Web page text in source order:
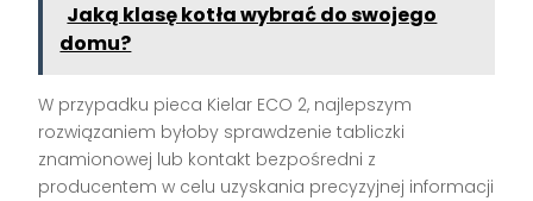
Jaką klasę kotła wybrać do swojego
domu?
W przypadku pieca Kielar ECO 2, najlepszym
rozwiązaniem byłoby sprawdzenie tabliczki
znamionowej lub kontakt bezpośredni z
producentem w celu uzyskania precyzyjnej informacji